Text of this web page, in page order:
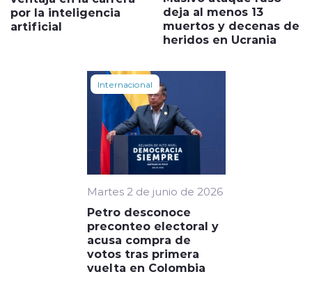
por la inteligencia
artificial
deja al menos 13
muertos y decenas de
heridos en Ucrania
Internacional
Martes 2 de junio de 2026
Petro desconoce
preconteo electoral y
acusa compra de
votos tras primera
vuelta en Colombia